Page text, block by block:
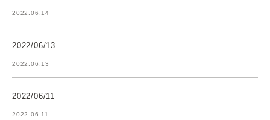
2022.06.14
2022/06/13
2022.06.13
2022/06/11
2022.06.11